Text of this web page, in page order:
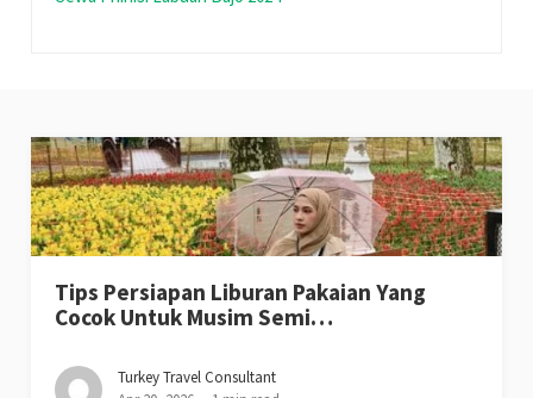
Tips Persiapan Liburan Pakaian Yang
Cocok Untuk Musim Semi…
Turkey Travel Consultant